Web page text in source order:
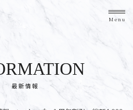
Menu
最新情報